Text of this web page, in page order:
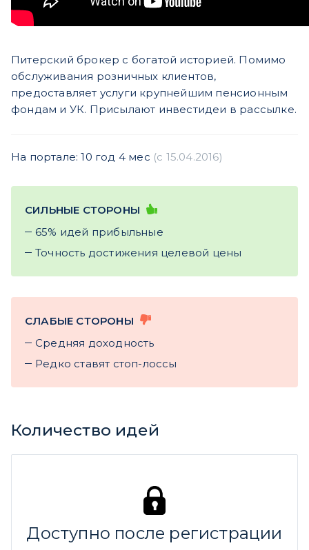
Питерский брокер с богатой историей. Помимо
обслуживания розничных клиентов,
предоставляет услуги крупнейшим пенсионным
фондам и УК. Присылают инвестидеи в рассылке.
На портале: 10 год 4 мес (c 15.04.2016)
СИЛЬНЫЕ СТОРОНЫ
65% идей прибыльные
Точность достижения целевой цены
СЛАБЫЕ СТОРОНЫ
Cредняя доходность
Редко ставят стоп-лоссы
Количество идей
Доступно после регистрации